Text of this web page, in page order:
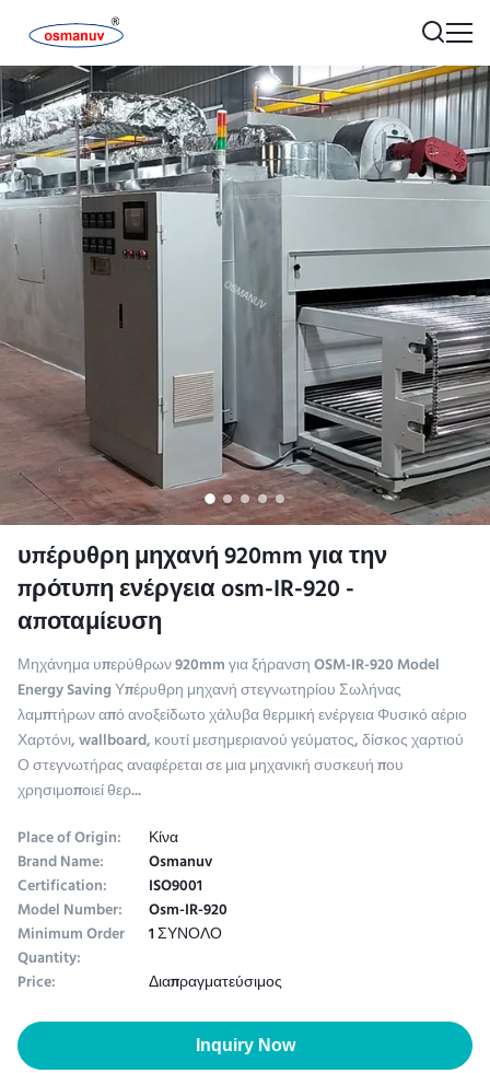
υπέρυθρη μηχανή 920mm για την
πρότυπη ενέργεια osm-IR-920 -
αποταμίευση
Μηχάνημα υπερύθρων 920mm για ξήρανση OSM-IR-920 Model
Energy Saving Υπέρυθρη μηχανή στεγνωτηρίου Σωλήνας
λαμπτήρων από ανοξείδωτο χάλυβα θερμική ενέργεια Φυσικό αέριο
Χαρτόνι, wallboard, κουτί μεσημεριανού γεύματος, δίσκος χαρτιού
Ο στεγνωτήρας αναφέρεται σε μια μηχανική συσκευή που
χρησιμοποιεί θερ...
Place of Origin:
Κίνα
Brand Name: Osmanuv
Certification: ISO9001
Model Number: Osm-IR-920
Minimum Order
Quantity:
1 ΣΥΝΟΛΟ
Price:
Διαπραγματεύσιμος
Inquiry Now